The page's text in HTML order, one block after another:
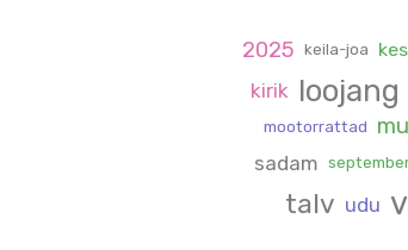
2025 keila-joa
kirik loojang
mootorrattad
sadam
talv udu